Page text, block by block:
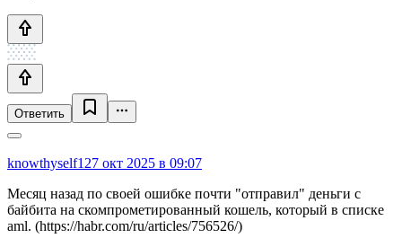
Ответить
knowthyself1 27 окт 2025 в 09:07
Месяц назад по своей ошибке почти "отправил" деньги с
байбита на скомпрометированный кошель, который в списке
aml. (https://habr.com/ru/articles/756526/)